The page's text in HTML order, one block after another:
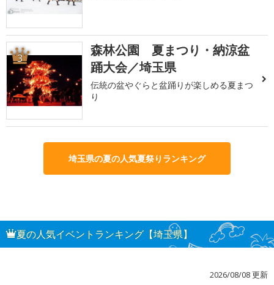
3
森林公園 夏まつり・納涼盆
踊大会／埼玉県
伝統の盆やぐらと盆踊りが楽しめる夏まつ
り
埼玉県の夏の人気夏祭りランキング
夏の人気イベントランキング【埼玉県】
2026/08/08 更新